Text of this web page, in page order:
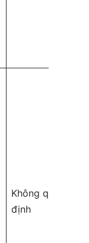
Không quy
định